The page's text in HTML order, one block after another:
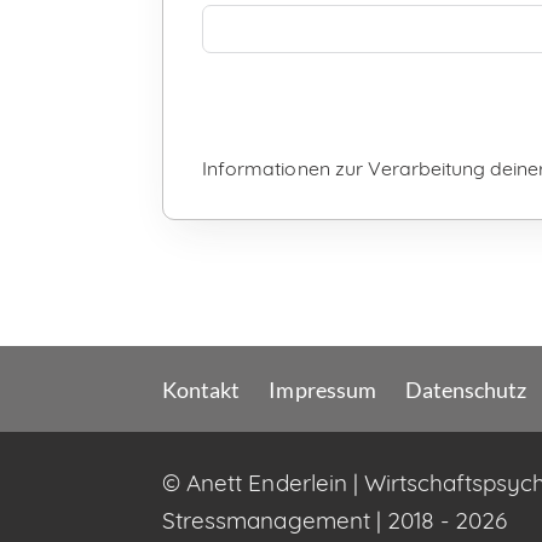
Alternative:
Informationen zur Verarbeitung
Kontakt Impressum Datenschutz
© Anett Enderlein |
Stressmanagement | 2018 - 2026